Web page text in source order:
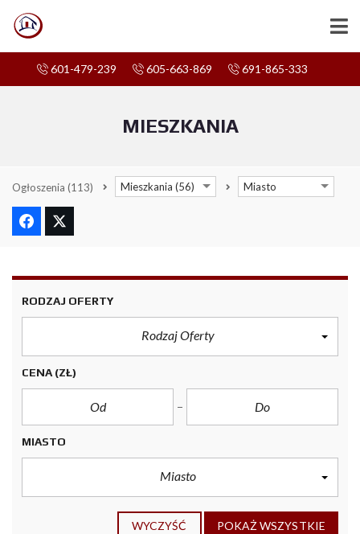
601-479-239 605-663-869 691-865-333
MIESZKANIA
Ogłoszenia (113) Mieszkania (56) Miasto
RODZAJ OFERTY
Rodzaj Oferty
CENA (ZŁ)
MIASTO
Miasto
WYCZYŚĆ POKAŻ WSZYSTKIE